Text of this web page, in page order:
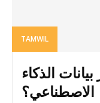
TAMWIL
الذكاء
الاصطناعي؟